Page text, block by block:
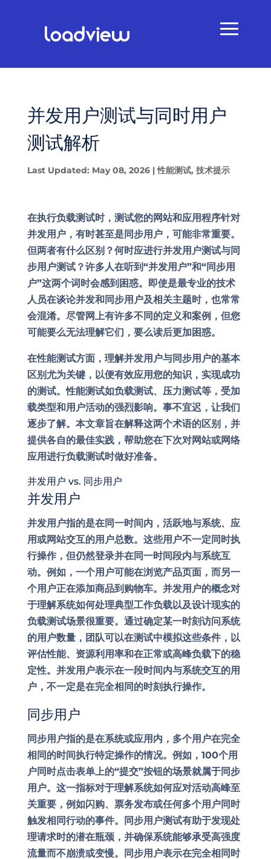
并发用户测试与同时用户
测试解析
Last Updated: May 08, 2026|性能测试, 技术提示
在执行负载测试时，测试您的网站和应用程序针对
并发用户，有时甚至是同步用户，可能非常重要。
但两者有什么区别？何时应进行并发用户测试与同
步用户测试？许多人在听到“并发用户”和“同步用
户”这两个词时会感到困惑。即使是最专业的技术
人员在谈论并发和同步用户及相关主题时，也常常
会混淆。尽管网上有许多不同的定义和案例，但您
可能要么无法理解它们，要么读后更加困惑。
在性能测试方面，理解并发用户与同步用户的基本
区别尤为关键，以便有效应用您的知识，实现成功
的测试。性能测试如负载测试、压力测试等，受加
载类型和用户活动的强烈影响。事不宜迟，让我们
逐步了解。本文章旨在解释这两个术语的区别，并
提供各自的最佳实践，帮助您在下次对网站或网络
应用进行负载测试时做好准备。
并发用户 vs. 同步用户
并发用户
并发用户指的是在同一时间内，活跃地与系统、应
用或网站交互的用户总数。这些用户不一定同时执
行操作，但仍然登录并在同一时间段内与系统互
动。例如，一个用户可能在浏览产品页面，而另一
个用户正在添加商品到购物车。并发用户的概念对
于理解系统如何处理典型工作负载以及设计现实的
负载测试场景很重要。通过确定某一时刻访问系统
的用户数量，团队可以在测试中模拟这些条件，以
评估性能、资源利用率和在正常或高峰负载下的稳
定性。并发用户表示在一段时间内与系统交互的用
户，不一定是在完全相同的时刻执行操作。
同步用户
同步用户指的是在系统或应用内，多个用户在完全
相同的时间执行特定操作的情况。例如，100个用
户同时点击表单上的“提交”按钮的场景就属于同步
用户。这一指标对于理解系统如何应对活动高峰至
关重要，例如闪购、票务发布或任何多个用户同时
触发相同行动的事件。同步用户测试有助于发现处
理请求时的潜在瓶颈，并确保系统能够承受高强度
流量而不崩溃或变慢。同步用户表示在完全相同时